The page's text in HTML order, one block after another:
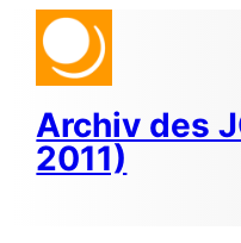
Zum
Inhalt
springen
Archiv des
2011)